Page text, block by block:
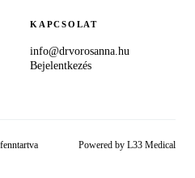
KAPCSOLAT
info@drvorosanna.hu
Bejelentkezés
Powered by L33 Medical